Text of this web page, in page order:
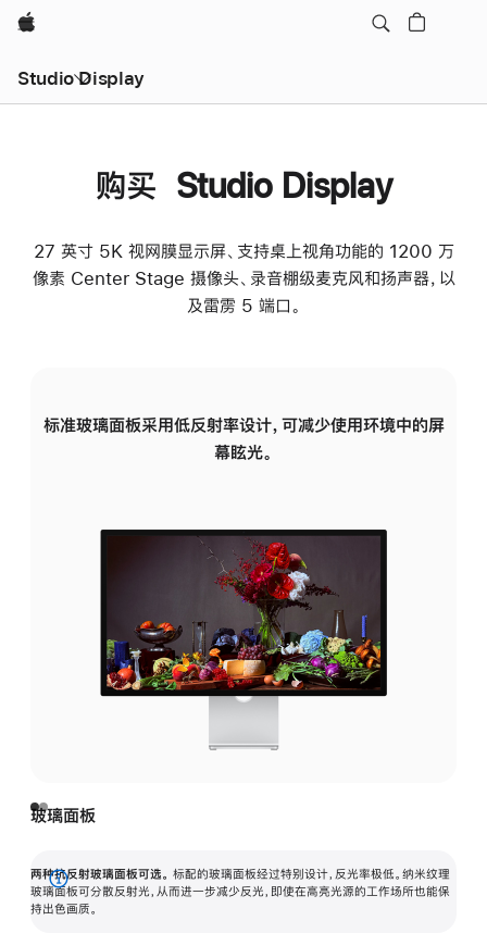
Apple
Studio Display
购买 Studio Display
27 英寸 5K 视网膜显示屏、支持桌上视角功能的 1200 万
像素 Center Stage 摄像头、录音棚级麦克风和扬声器，以
及雷雳 5 端口。
标准玻璃面板采用低反射率设计，可减少使用环境中的屏
幕眩光。
玻璃面板
两种抗反射玻璃面板可选。 标配的玻璃面板经过特别设计，反光率极低。纳米纹理
玻璃面板可分散反射光，从而进一步减少反光，即使在高亮光源的工作场所也能保
持出色画质。
展
开